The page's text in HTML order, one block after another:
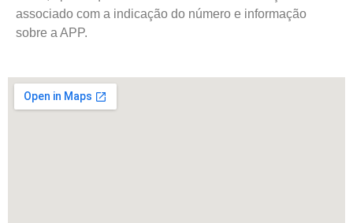
associado com a indicação do número e informação
sobre a APP.